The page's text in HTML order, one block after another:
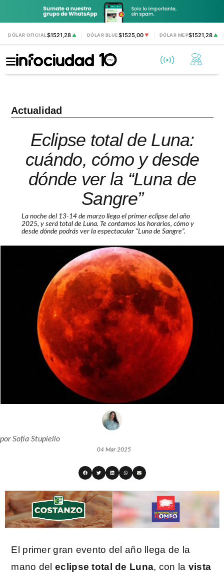
DÓLAR OFICIAL$1521,28 ▲ DÓLAR BLUE$1525,00 ▼ DÓLAR MEP$1521,28▲
Actualidad
Eclipse total de Luna:
cuándo, cómo y desde
dónde ver la “Luna de
Sangre”
La noche del 13-14 de marzo llega el primer eclipse del año
2025, y será total de Luna. Te contamos los horarios, cómo y
desde dónde podrás ver la espectacular “Luna de Sangre”.
porSofía Stupiello
04 Mar 2025
El primer gran evento del año llega de la
mano del eclipse total de Luna, con la vista